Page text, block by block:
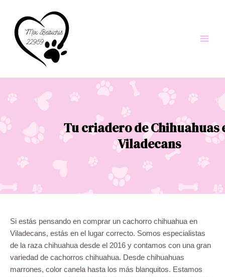
contenido
Tu criadero de Chihuahuas
Viladecans
Si estás pensando en comprar un cachorro chihuahua en
Viladecans, estás en el lugar correcto. Somos especialistas
de la raza chihuahua desde el 2016 y contamos con una gran
variedad de cachorros chihuahua. Desde chihuahuas
marrones, color canela hasta los más blanquitos. Estamos